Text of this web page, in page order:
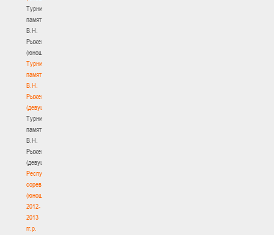
Турнир
памяти
В.Н.
Рыженкова
(юноши)
Турнир
памяти
В.Н.
Рыженкова
(девушки)
Турнир
памяти
В.Н.
Рыженкова
(девушки)
Республиканские
соревнования
(юноши)
2012-
2013
гг.р.